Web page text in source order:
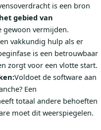
is een bron
gebied van
gewoon vermijden.
vakkundig hulp als er
is een betrouwbaar
zorgt voor een vlotte start.
Voldoet de software aan
Een
totaal andere behoeften
moet dit weerspiegelen.